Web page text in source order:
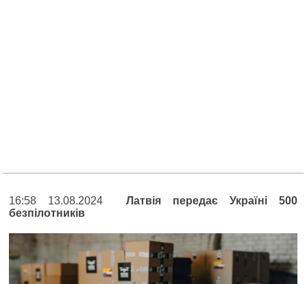
16:58 13.08.2024 Латвія передає Україні 500
безпілотників